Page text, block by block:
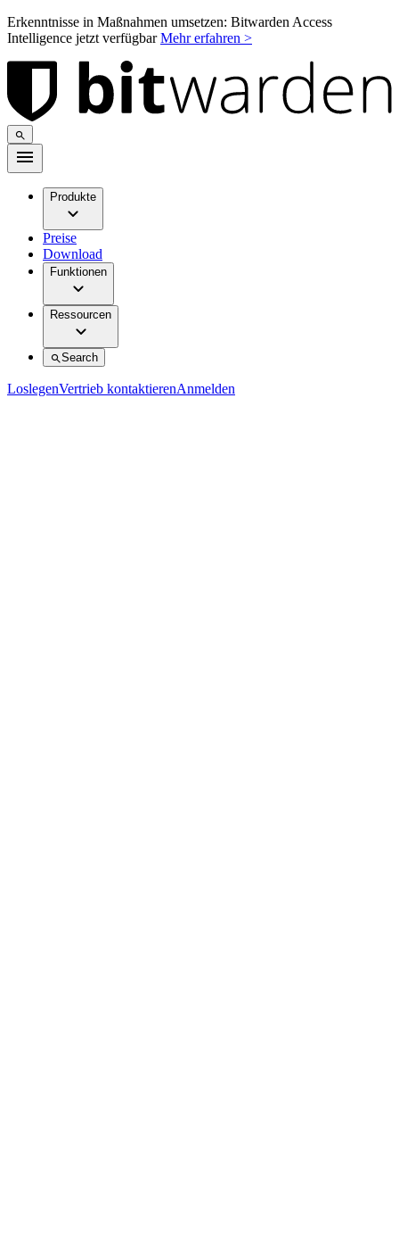
Erkenntnisse in Maßnahmen umsetzen: Bitwarden Access
Intelligence jetzt verfügbarMehr erfahren >
Produkte
Preise
Download
Funktionen
Ressourcen
Search
LoslegenVertrieb kontaktierenAnmelden